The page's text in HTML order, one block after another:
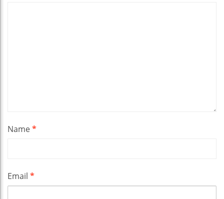
Name*
Email *